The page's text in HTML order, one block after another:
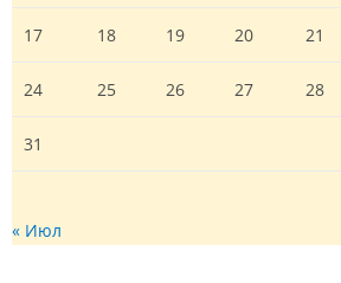
17 18 19 20 21
24 25 26 27 28
31
« Июл